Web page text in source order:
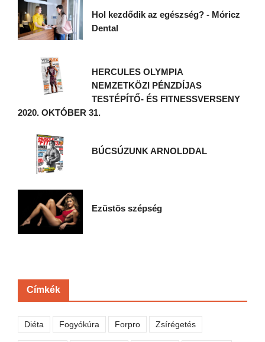
Hol kezdődik az egészség? - Móricz
Dental
HERCULES OLYMPIA
NEMZETKÖZI PÉNZDÍJAS
TESTÉPÍTŐ- ÉS FITNESSVERSENY
2020. OKTÓBER 31.
BÚCSÚZUNK ARNOLDDAL
Ezüstös szépség
Címkék
Diéta Fogyókúra Forpro Zsírégetés